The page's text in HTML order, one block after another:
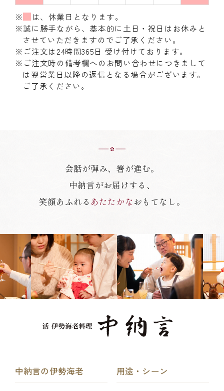
※
は、休業日となります。
※誠に勝手ながら、基本的に土日・祝日はお休みと
させていただきますのでご了承ください。
※ご注文は24時間365日 受け付けております。
※ご注文時の備考欄へのお問い合わせにつきまして
は翌営業日以降の返信となる場合がございます。
ご了承ください。
会話が弾み、箸が進む。
中納言がお届けする、
笑顔あふれる あたたかな おもてなし。
中納言の伊勢海老 用途・シーン